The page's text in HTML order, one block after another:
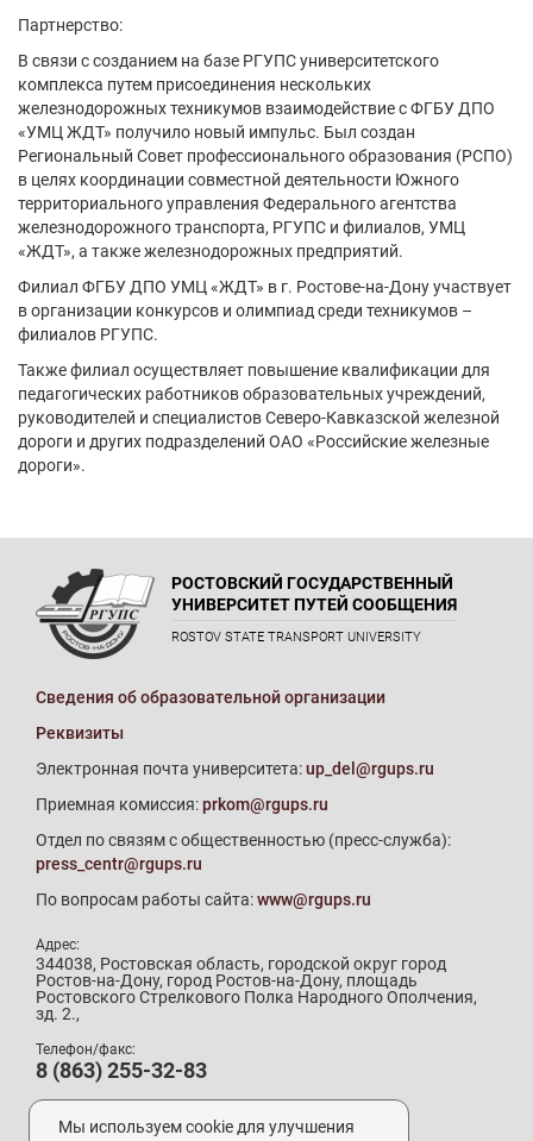
Партнерство:
В связи с созданием на базе РГУПС университетского
комплекса путем присоединения нескольких
железнодорожных техникумов взаимодействие с ФГБУ ДПО
«УМЦ ЖДТ» получило новый импульс. Был создан
Региональный Совет профессионального образования (РСПО)
в целях координации совместной деятельности Южного
территориального управления Федерального агентства
железнодорожного транспорта, РГУПС и филиалов, УМЦ
«ЖДТ», а также железнодорожных предприятий.
Филиал ФГБУ ДПО УМЦ «ЖДТ» в г. Ростове-на-Дону участвует
в организации конкурсов и олимпиад среди техникумов –
филиалов РГУПС.
Также филиал осуществляет повышение квалификации для
педагогических работников образовательных учреждений,
руководителей и специалистов Северо-Кавказской железной
дороги и других подразделений ОАО «Российские железные
дороги».
РОСТОВСКИЙ ГОСУДАРСТВЕННЫЙ
УНИВЕРСИТЕТ ПУТЕЙ СООБЩЕНИЯ
ROSTOV STATE TRANSPORT UNIVERSITY
Сведения об образовательной организации
Реквизиты
Электронная почта университета:up_del@rgups.ru
Приемная комиссия:prkom@rgups.ru
Отдел по связям с общественностью (пресс-служба):
press_centr@rgups.ru
По вопросам работы сайта:www@rgups.ru
Адрес:
344038, Ростовская область, городской округ город
Ростов-на-Дону, город Ростов-на-Дону, площадь
Ростовского Стрелкового Полка Народного Ополчения,
зд. 2.,
Телефон/факс:
8 (863) 255-32-83
Телефон приемной комиссии:
8 (800) 707-19-29
Мы используем cookie для улучшения